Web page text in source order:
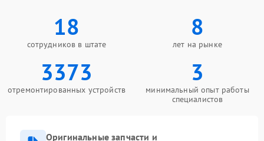
18
сотрудников в штате
8
лет на рынке
3373
отремонтированных устройств
3
минимальный опыт работы
специалистов
Оригинальные запчасти и